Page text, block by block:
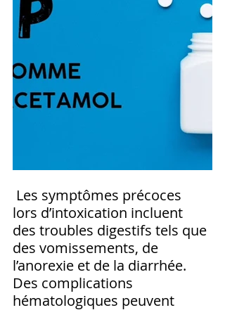
Les symptômes précoces
lors d’intoxication incluent
des troubles digestifs tels que
des vomissements, de
l’anorexie et de la diarrhée.
Des complications
hématologiques peuvent